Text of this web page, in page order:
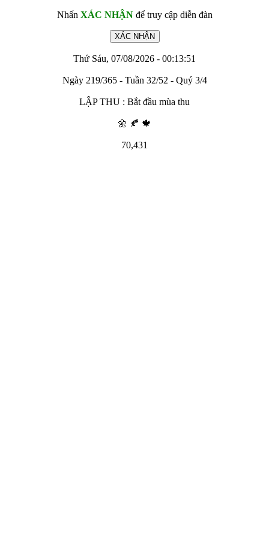
Nhấn XÁC NHẬNđể truy cập diễn đàn
Thứ Sáu, 07/08/2026 - 00:13:51
Ngày 219/365 - Tuần 32/52 - Quý 3/4
LẬP THU : Bắt đầu mùa thu
🌼 🍂 🍁
70,431